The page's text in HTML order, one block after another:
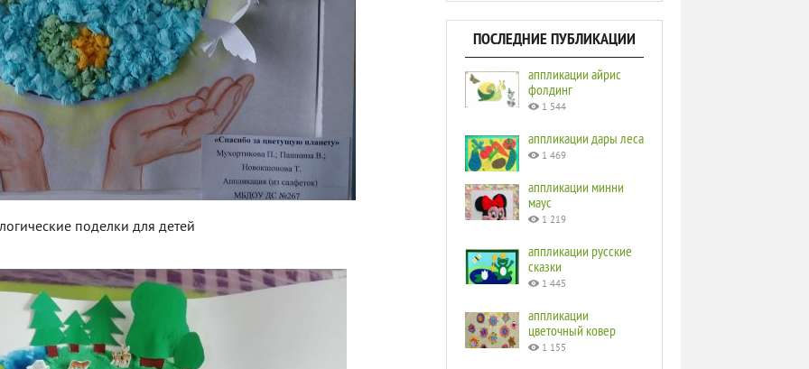
поделки для детей
ПОСЛЕДНИЕ ПУБЛИКАЦИИ
аппликации айрис
фолдинг
1 544
аппликации дары леса
1 469
аппликации минни
маус
1 219
аппликации русские
сказки
1 445
аппликации
цветочный ковер
1 155